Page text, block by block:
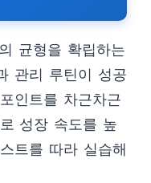
균형을 확립하는
관리 루틴이 성공
인트를 차근차근
성장 속도를 높
트를 따라 실습해